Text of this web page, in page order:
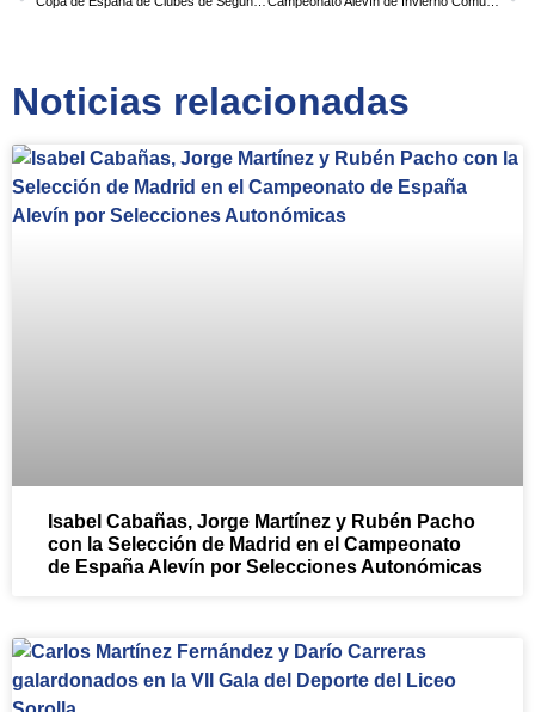
Noticias relacionadas
Isabel Cabañas, Jorge Martínez y Rubén Pacho
con la Selección de Madrid en el Campeonato
de España Alevín por Selecciones Autonómicas